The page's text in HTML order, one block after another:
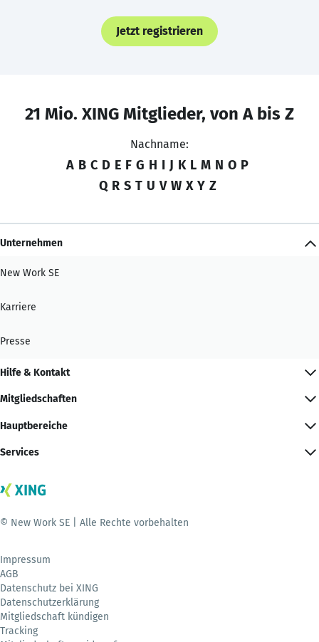
Jetzt registrieren
21 Mio. XING Mitglieder, von A bis Z
Nachname:
A B C D E F G H I J K L M N O P
Q R S T U V W X Y Z
Unternehmen
New Work SE
Karriere
Presse
Hilfe & Kontakt
Mitgliedschaften
Hauptbereiche
Services
© New Work SE | Alle Rechte vorbehalten
Impressum
AGB
Datenschutz bei XING
Datenschutzerklärung
Mitgliedschaft kündigen
Tracking